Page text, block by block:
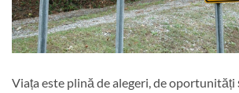
Viața este plină de alegeri, de oportunități